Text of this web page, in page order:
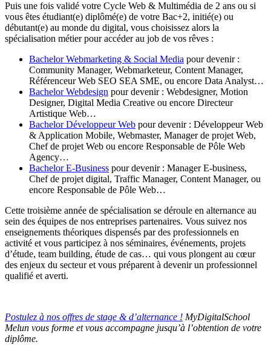
Puis une fois validé votre Cycle Web & Multimédia de 2 ans ou si
vous êtes étudiant(e) diplômé(e) de votre Bac+2, initié(e) ou
débutant(e) au monde du digital, vous choisissez alors la
spécialisation métier pour accéder au job de vos rêves :
Bachelor Webmarketing & Social Media pour devenir :
Community Manager, Webmarketeur, Content Manager,
Référenceur Web SEO SEA SME, ou encore Data Analyst…
Bachelor Webdesign pour devenir : Webdesigner, Motion
Designer, Digital Media Creative ou encore Directeur
Artistique Web…
Bachelor Développeur Web pour devenir : Développeur Web
& Application Mobile, Webmaster, Manager de projet Web,
Chef de projet Web ou encore Responsable de Pôle Web
Agency…
Bachelor E-Business pour devenir : Manager E-business,
Chef de projet digital, Traffic Manager, Content Manager, ou
encore Responsable de Pôle Web…
Cette troisième année de spécialisation se déroule en alternance au
sein des équipes de nos entreprises partenaires. Vous suivez nos
enseignements théoriques dispensés par des professionnels en
activité et vous participez à nos séminaires, événements, projets
d’étude, team building, étude de cas… qui vous plongent au cœur
des enjeux du secteur et vous préparent à devenir un professionnel
qualifié et averti.
Postulez à nos offres de stage & d’alternance ! MyDigitalSchool
Melun vous forme et vous accompagne jusqu’à l’obtention de votre
diplôme.